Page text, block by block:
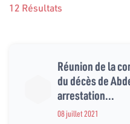
12 Résultats
Réunion de la
du décès de
arrestation...
08 juillet 2021